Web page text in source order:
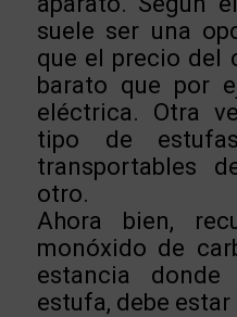
suele ser una
que el precio del
barato que por
eléctrica. Otra
tipo de
transportables
otro.
Ahora bien,
monóxido de
estancia
estufa, debe